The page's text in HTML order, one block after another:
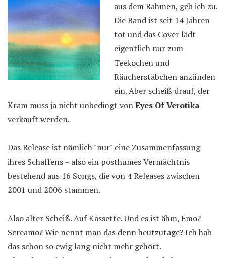
aus dem Rahmen, geb ich zu.
Die Band ist seit 14 Jahren
tot und das Cover lädt
eigentlich nur zum
Teekochen und
Räucherstäbchen anzünden
ein. Aber scheiß drauf, der
Kram muss ja nicht unbedingt vonEyes Of Verotika
verkauft werden.
Das Release ist nämlich "nur" eine Zusammenfassung
ihres Schaffens – also ein posthumes Vermächtnis
bestehend aus 16 Songs, die von 4 Releases zwischen
2001 und 2006 stammen.
Also alter Scheiß. Auf Kassette. Und es ist ähm, Emo?
Screamo? Wie nennt man das denn heutzutage? Ich hab
das schon so ewig lang nicht mehr gehört.